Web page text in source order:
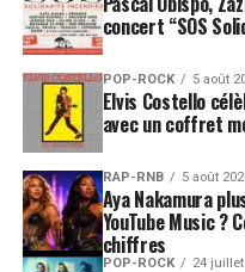
concert “SOS
POP-ROCK 5 août
Elvis Costello
avec un coffret
RAP-RNB 5 août
Aya Nakamura
YouTube Music ?
chiffres
POP-ROCK 24